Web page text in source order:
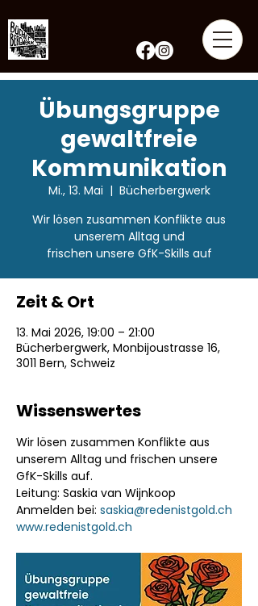
Übungsgruppe
gewaltfreie
Kommunikation
Mi., 13. Mai
  |
Bücherbergwerk
Wir lösen zusammen Konflikte aus
unserem Alltag und
frischen unsere GfK-Skills auf
Zeit & Ort
13. Mai 2026, 19:00 – 21:00
Bücherbergwerk, Monbijoustrasse 16,
3011 Bern, Schweiz
Wissenswertes
Wir lösen zusammen Konflikte aus
unserem Alltag und frischen unsere
GfK-Skills auf.
Leitung: Saskia van Wijnkoop
Anmelden bei: saskia@redenistgold.ch
www.redenistgold.ch